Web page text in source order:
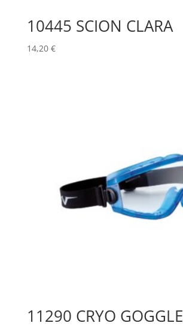
10445 SCION CLARA
14,20 €
11290 CRYO GOGGLE